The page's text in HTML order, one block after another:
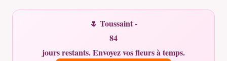
🌷 Toussaint -
84
jours restants. Envoyez vos fleurs à temps.